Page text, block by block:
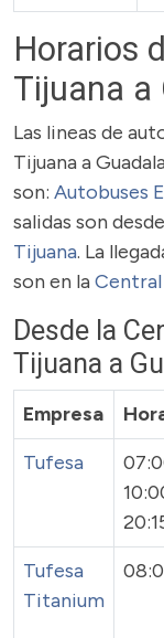
Horarios
Tijuana a
Las lineas de
Tijuana a
son: Autobuses
salidas son
Tijuana. La
son en laCentral
Desde la
Tijuana a
Empresa
Tufesa
Tufesa
Titanium